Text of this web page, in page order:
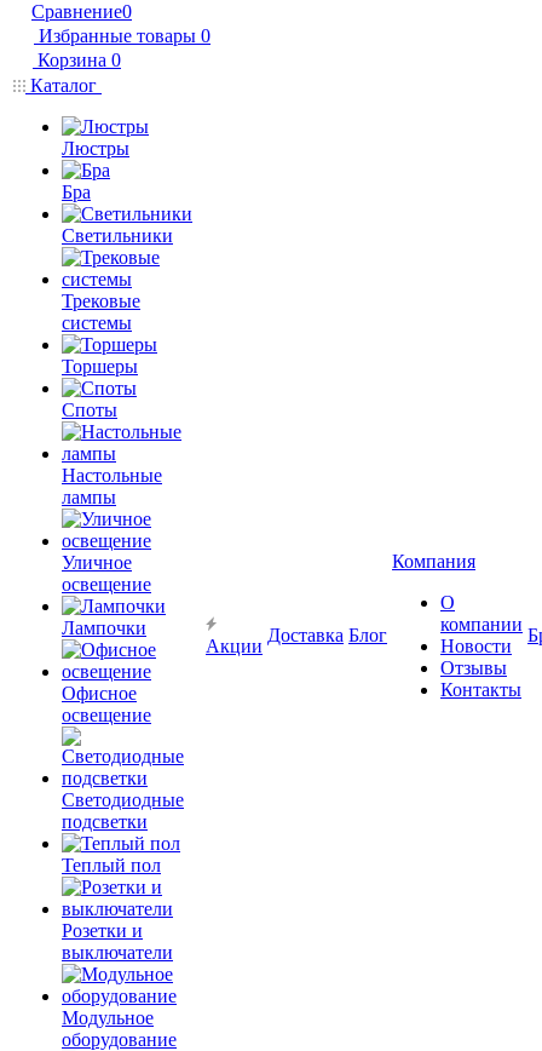
Сравнение0
Избранные товары 0
Корзина 0
Каталог
Люстры
Бра
Светильники
Трековые
системы
Торшеры
Споты
Настольные
лампы
Уличное
освещение
Лампочки
Офисное
освещение
Светодиодные
подсветки
Теплый пол
Розетки и
выключатели
Модульное
оборудование
Акции
Доставка Блог
Компания
О
компании
Новости
Отзывы
Контакты